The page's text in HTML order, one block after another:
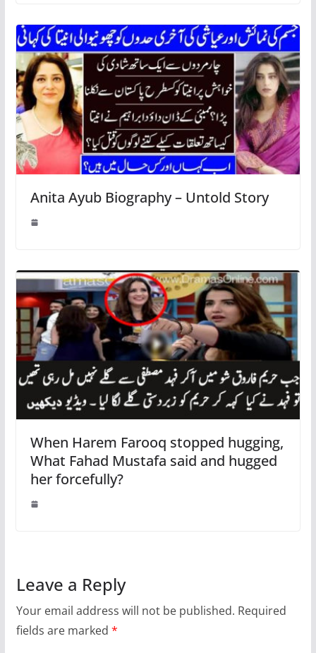
Anita Ayub Biography – Untold Story
When Harem Farooq stopped hugging,
What Fahad Mustafa said and hugged
her forcefully?
Leave a Reply
Your email address will not be published. Required
fields are marked *